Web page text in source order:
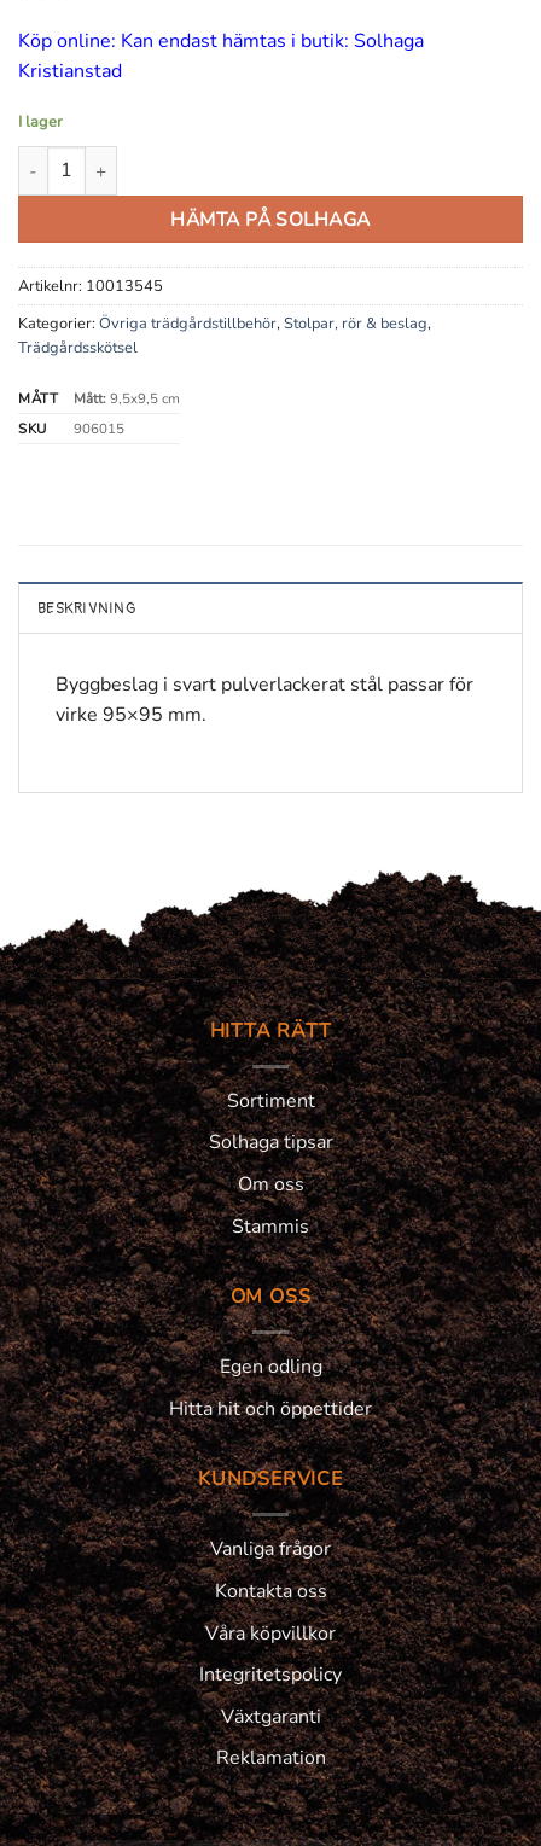
Köp online: Kan endast hämtas i butik: Solhaga
Kristianstad
I lager
Byggbeslag Vinkel mängd
HÄMTA PÅ SOLHAGA
Artikelnr: 10013545
Kategorier: Övriga trädgårdstillbehör,Stolpar, rör & beslag,
Trädgårdsskötsel
MÅTT Mått:9,5x9,5 cm
SKU
906015
BESKRIVNING
Byggbeslag i svart pulverlackerat stål passar för
virke 95×95 mm.
HITTA RÄTT
Sortiment
Solhaga tipsar
Om oss
Stammis
OM OSS
Egen odling
Hitta hit och öppettider
KUNDSERVICE
Vanliga frågor
Kontakta oss
Våra köpvillkor
Integritetspolicy
Växtgaranti
Reklamation